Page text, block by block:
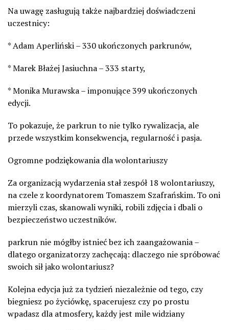
Na uwagę zasługują także najbardziej doświadczeni
uczestnicy:
* Adam Aperliński – 330 ukończonych parkrunów,
* Marek Błażej Jasiuchna – 333 starty,
* Monika Murawska – imponujące 399 ukończonych
edycji.
To pokazuje, że parkrun to nie tylko rywalizacja, ale
przede wszystkim konsekwencja, regularność i pasja.
Ogromne podziękowania dla wolontariuszy
Za organizacją wydarzenia stał zespół 18 wolontariuszy,
na czele z koordynatorem Tomaszem Szafrańskim. To oni
mierzyli czas, skanowali wyniki, robili zdjęcia i dbali o
bezpieczeństwo uczestników.
parkrun nie mógłby istnieć bez ich zaangażowania –
dlatego organizatorzy zachęcają: dlaczego nie spróbować
swoich sił jako wolontariusz?
Kolejna edycja już za tydzień niezależnie od tego, czy
biegniesz po życiówkę, spacerujesz czy po prostu
wpadasz dla atmosfery, każdy jest mile widziany